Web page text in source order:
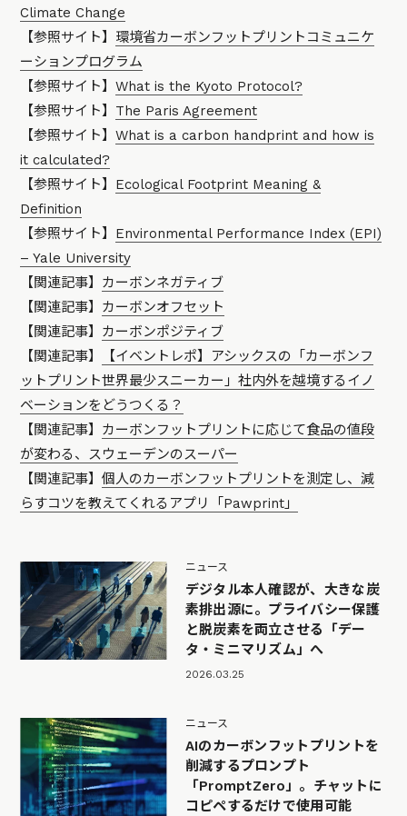
Climate Change
【参照サイト】 環境省カーボンフットプリントコミュニケ
ーションプログラム
【参照サイト】What is the Kyoto Protocol?
【参照サイト】 The Paris Agreement
【参照サイト】What is a carbon handprint and how is
it calculated?
【参照サイト】 Ecological Footprint Meaning &
Definition
【参照サイト】 Environmental Performance Index (EPI)
– Yale University
【関連記事】 カーボンネガティブ
【関連記事】 カーボンオフセット
【関連記事】 カーボンポジティブ
【関連記事】
【イベントレポ】アシックスの「カーボンフ
ットプリント世界最少スニーカー」社内外を越境するイノ
ベーションをどうつくる？
【関連記事】 カーボンフットプリントに応じて食品の値段
が変わる、スウェーデンのスーパー
【関連記事】個人のカーボンフットプリントを測定し、減
らすコツを教えてくれるアプリ「Pawprint」
ニュース
デジタル本人確認が、大きな炭
素排出源に。プライバシー保護
と脱炭素を両立させる「デー
タ・ミニマリズム」へ
2026.03.25
ニュース
AIのカーボンフットプリントを
削減するプロンプト
「PromptZero」。チャットに
コピペするだけで使用可能